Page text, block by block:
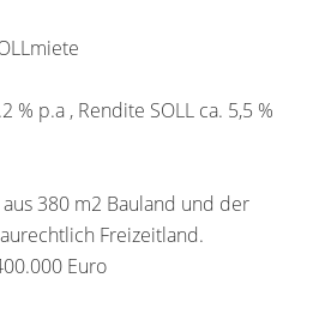
% p.a , Rendite SOLL ca. 5,5 %
380 m2 Bauland und der
Freizeitland.
Euro